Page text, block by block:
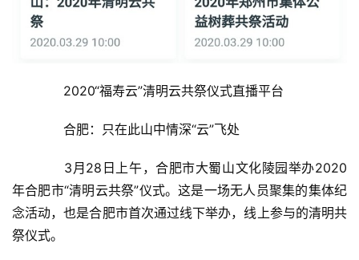
2020“福寿云”清明云共祭仪式直播平台
合肥：只在此山中情深“云”飞处
3月28日上午，合肥市大蜀山文化陵园举办2020
年合肥市“清明云共祭”仪式。这是一场无人员聚集的集体纪
念活动，也是合肥市首次通过线下举办，线上参与的清明共
祭仪式。